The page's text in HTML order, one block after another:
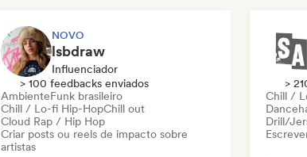
NOVO
lsbdraw
Influenciador
> 100 feedbacks enviados
AmbienteFunk brasileiro
Chill / Lo-fi Hip-HopChill out
Cloud Rap / Hip Hop
Criar posts ou reels de impacto sobre
artistas
>
Chill /
Drill/